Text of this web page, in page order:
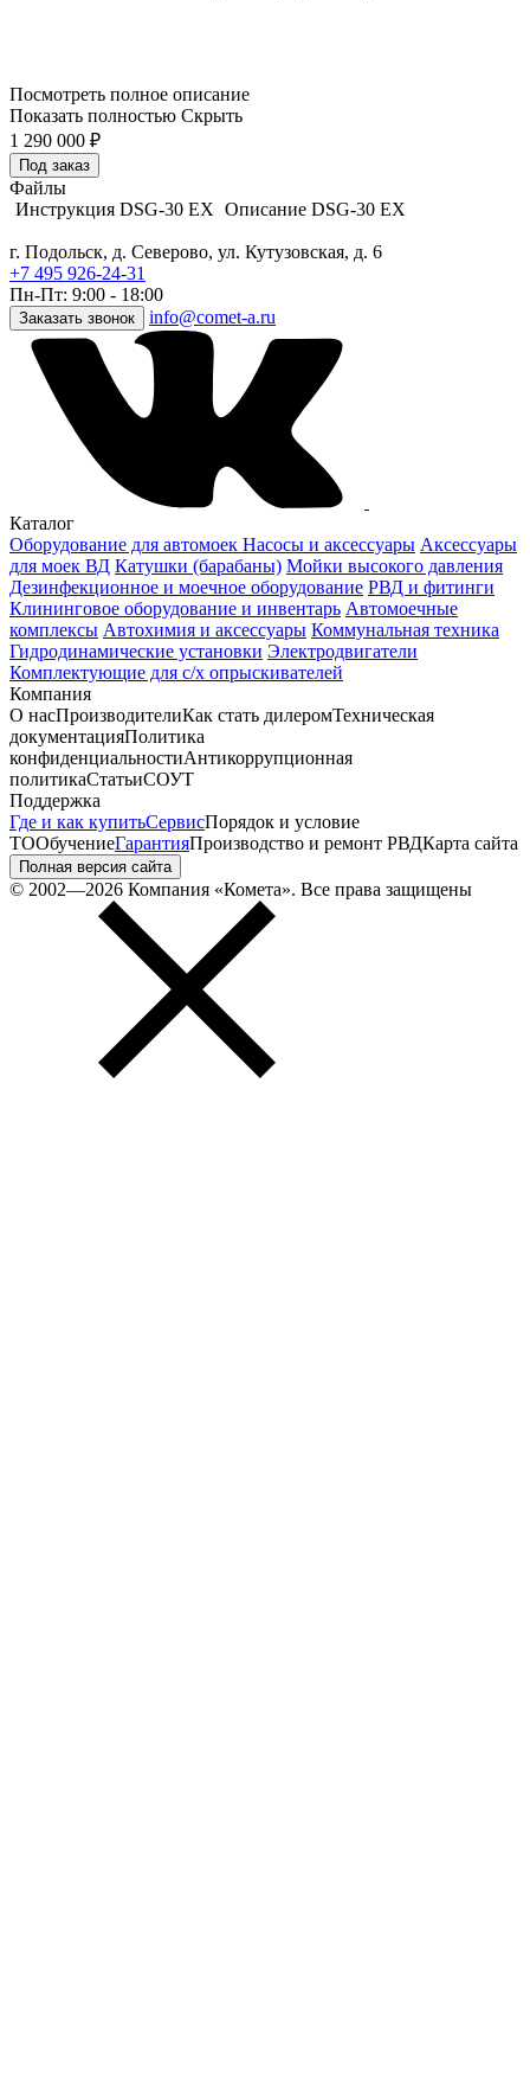
Посмотреть полное описание
Показать полностью Скрыть
1 290 000 ₽
Под заказ
Файлы
Инструкция DSG-30 EX Описание DSG-30 EX
г. Подольск, д. Северово, ул. Кутузовская, д. 6
+7 495 926-24-31
Пн-Пт: 9:00 - 18:00
Заказать звонок info@comet-a.ru
Каталог
Оборудование для автомоек Насосы и аксессуары Аксессуары
для моек ВД Катушки (барабаны) Мойки высокого давления
Дезинфекционное и моечное оборудование РВД и фитинги
Клининговое оборудование и инвентарь Автомоечные
комплексы Автохимия и аксессуары Коммунальная техника
Гидродинамические установки Электродвигатели
Комплектующие для с/х опрыскивателей
Компания
О насПроизводителиКак стать дилеромТехническая
документацияПолитика
конфиденциальностиАнтикоррупционная
политикаСтатьиСОУТ
Поддержка
Где и как купитьСервисПорядок и условие
ТООбучениеГарантияПроизводство и ремонт РВДКарта сайта
Полная версия сайта
© 2002—2026 Компания «Комета». Все права защищены